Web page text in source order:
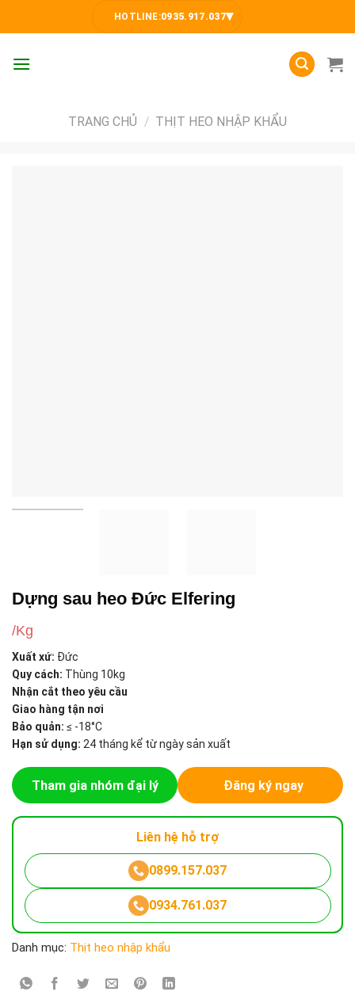
HOTLINE:0935.917.037▾
TRANG CHỦ / THỊT HEO NHẬP KHẨU
Dựng sau heo Đức Elfering
/Kg
Xuất xứ: Đức
Quy cách: Thùng 10kg
Nhận cắt theo yêu cầu
Giao hàng tận nơi
Bảo quản: ≤ -18°C
Hạn sử dụng: 24 tháng kể từ ngày sản xuất
Tham gia nhóm đại lý Đăng ký ngay
Liên hệ hỗ trợ
0899.157.037
0934.761.037
Danh mục: Thịt heo nhập khẩu